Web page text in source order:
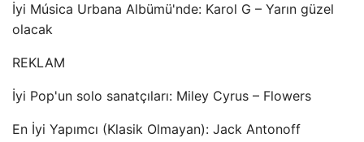
İyi Música Urbana Albümü'nde: Karol G – Yarın güzel
olacak
REKLAM
İyi Pop'un solo sanatçıları: Miley Cyrus – Flowers
En İyi Yapımcı (Klasik Olmayan): Jack Antonoff